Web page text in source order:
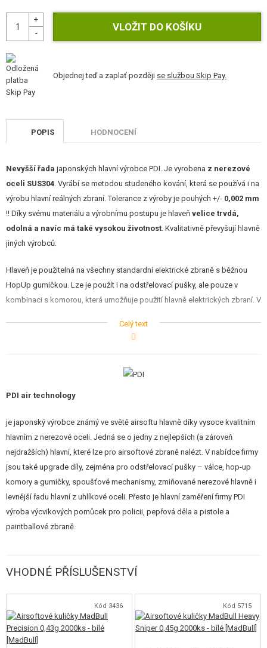
STAVEBNICE, MODELY
POŠKOZENÉ, POUŽITÉ ZBOŽÍ
SLEVY, AKCE
KONTAKT
Objednej teď a zaplať později se službou Skip Pay.
POPIS HODNOCENÍ
Nevyšší řada japonských hlavní výrobce PDI. Je vyrobena z nerezové
oceli SUS304 . Vyrábí se metodou studeného kování, která se používá i na
výrobu hlavní reálných zbraní. Tolerance z výroby je pouhých +/- 0,002 mm
!! Díky svému materiálu a výrobnímu postupu je hlaveň velice trvdá,
odolná a navíc má také vysokou životnost . Kvalitativně převyšují hlavně
jiných výrobců.
Hlaveň je použitelná na všechny standardní elektrické zbraně s běžnou
HopUp gumičkou. Lze je použít i na odstřelovací pušky, ale pouze v
kombinaci s komorou, která umožňuje použití hlavně elektrických zbraní. V
Délka: 595mm (délka je vhodná například pro PSG1, SVD)
Vnější průměr: 8,55mm
Tolerance: ±0.002mm
PDI Co., Ltd je japonská společnost založena roku 1991. Je jedním z
nejstarších výrobců náhradních dílů pro airsoftové zbraně. Známá svou
špičkovou kvalitou a řadou inovativních řešení.
Celý text
PDI air technology
je japonský výrobce známý ve světě airsoftu hlavně díky vysoce kvalitním
hlavním z nerezové oceli. Jedná se o jedny z nejlepších (a zároveň
nejdražších) hlavní, které lze pro airsoftové zbraně nalézt. V nabídce firmy
jsou také upgrade díly, zejména pro odstřelovací pušky – válce, hop-up
komory a gumičky, spoušťové mechanismy, zmiňované nerezové hlavně i
levnější řadu hlavní z uhlíkové oceli. Přesto je hlavní zaměření firmy PDI
výroba výcvikových pomůcek pro policii, pepřová děla a pistole a
paintballové zbraně.
VHODNÉ PŘÍSLUŠENSTVÍ
Kód 3436 Kód 5715